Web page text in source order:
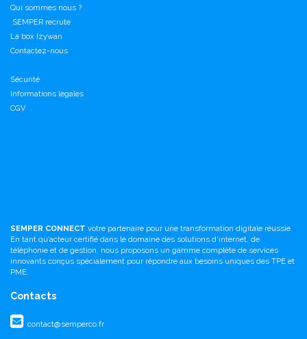
Qui sommes nous ?
SEMPER recrute
La box Izywan
Contactez-nous
Sécurité
Informations légales
CGV
SEMPER CONNECT votre partenaire pour une transformation digitale réussie.
En tant qu’acteur certifié dans le domaine des solutions d'internet, de
téléphonie et de gestion, nous proposons un gamme complète de services
innovants conçus spécialement pour répondre aux besoins uniques des TPE et
PME.
Contacts
contact@semperco.fr